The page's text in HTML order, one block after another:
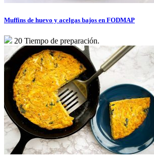
Muffins de huevo y acelgas bajos en FODMAP
20 Tiempo de preparación.